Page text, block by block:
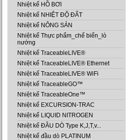
Nhiệt kế HỒ BƠI
Nhiệt kế NHIỆT ĐỘ ĐẤT
Nhiệt kế NÔNG SẢN
Nhiệt kế Thực phẩm_chế biến_lò
nướng
Nhiệt kế TraceableLIVE®
Nhiệt kế TraceableLIVE® Ethernet
Nhiệt kế TraceableLIVE® WiFi
Nhiệt kế TraceableGO™
Nhiệt kế TraceableOne™
Nhiệt kế EXCURSION-TRAC
Nhiệt kế LIQUID NITROGEN
Nhiệt kế ĐẦU DÒ Type K,J,T,v...
Nhiệt kế đầu dò PLATINUM